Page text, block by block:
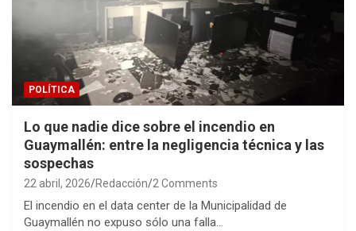
POLÍTICA
Lo que nadie dice sobre el incendio en
Guaymallén: entre la negligencia técnica y las
sospechas
22 abril, 2026 Redacción 2 Comments
El incendio en el data center de la Municipalidad de
Guaymallén no expuso sólo una falla…